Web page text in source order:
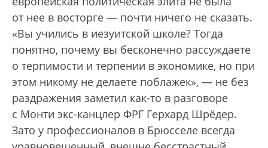
от нее в восторге — почти ничего не сказать.
«Вы учились в иезуитской школе? Тогда
понятно, почему вы бесконечно рассуждаете
о терпимости и терпении в экономике, но при
этом никому не делаете поблажек», — не без
раздражения заметил как-то в разговоре
с Монти экс-канцлер ФРГ Герхард Шрёдер.
Зато у профессионалов в Брюсселе всегда